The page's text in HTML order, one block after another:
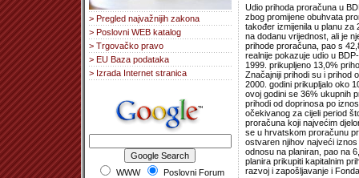
> Pregled najvažnijih zakona
> Poslovni WEB katalog
> Trgovačko pravo
> EU Baza podataka
> Izrada Internet stranica
WWW Poslovni Forum
Udio prihoda proračuna u
zbog promijene obuhvata
također izmijenila u planu za
na dodanu vrijednost, ali je
prihode proračuna, pao s
realnije pokazuje udio u
1999. prikupljeno 13,0%
Značajniji prihodi su i prihod
2000. godini prikupljalo oko
ovoj godini se 36% ukupnih
prihodi od doprinosa po
očekivanog za cijeli period
proračuna koji najvećim
se u hrvatskom proračunu
ostvaren njihov najveći
odnosu na planiran, pao na
planira prikupiti kapitalnim
razvoj i zapošljavanje i